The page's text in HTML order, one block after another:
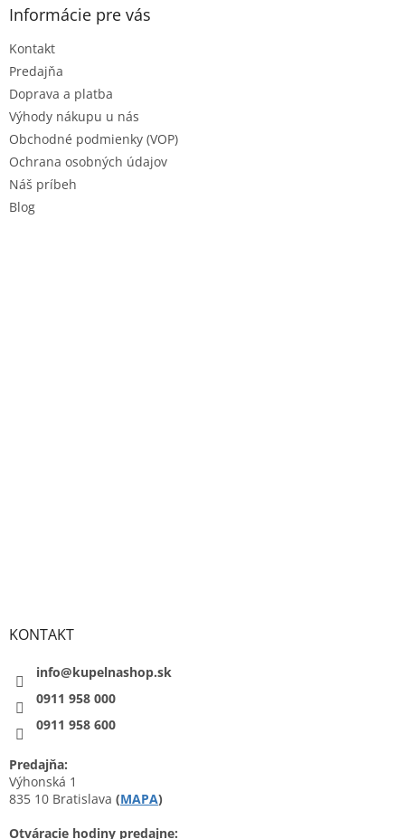
Informácie pre vás
Kontakt
Predajňa
Doprava a platba
Výhody nákupu u nás
Obchodné podmienky (VOP)
Ochrana osobných údajov
Náš príbeh
Blog
KONTAKT
info@kupelnashop.sk
0911 958 000
0911 958 600
Predajňa:
Výhonská 1
835 10 Bratislava (MAPA)
Otváracie hodiny predajne: